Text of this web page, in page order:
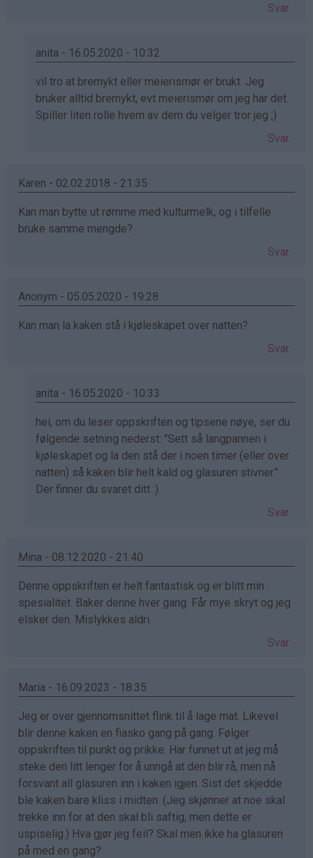
Svar
anita - 16.05.2020 - 10:32
Som
svar
på
bekreftet)
vil tro at bremykt eller meierismør er brukt. Jeg
bruker alltid bremykt, evt meierismør om jeg har det.
Spiller liten rolle hvem av dem du velger tror jeg ;)
Svar
Karen - 02.02.2018 - 21:35
Kan man bytte ut rømme med kulturmelk, og i tilfelle
bruke samme mengde?
Svar
Anonym - 05.05.2020 - 19:28
Kan man la kaken stå i kjøleskapet over natten?
Svar
anita - 16.05.2020 - 10:33
Som
svar
på
av
Anonym
hei, om du leser oppskriften og tipsene nøye, ser du
følgende setning nederst: "Sett så langpannen i
kjøleskapet og la den stå der i noen timer (eller over
natten) så kaken blir helt kald og glasuren stivner."
Der finner du svaret ditt :)
Svar
Mina - 08.12.2020 - 21:40
Denne oppskriften er helt fantastisk og er blitt min
spesialitet. Baker denne hver gang. Får mye skryt og jeg
elsker den. Mislykkes aldri.
Svar
Maria - 16.09.2023 - 18:35
Jeg er over gjennomsnittet flink til å lage mat. Likevel
blir denne kaken en fiasko gang på gang. Følger
oppskriften til punkt og prikke. Har funnet ut at jeg må
steke den litt lenger for å unngå at den blir rå, men nå
forsvant all glasuren inn i kaken igjen. Sist det skjedde
ble kaken bare kliss i midten. (Jeg skjønner at noe skal
trekke inn for at den skal bli saftig, men dette er
uspiselig.) Hva gjør jeg feil? Skal men ikke ha glasuren
på med en gang?